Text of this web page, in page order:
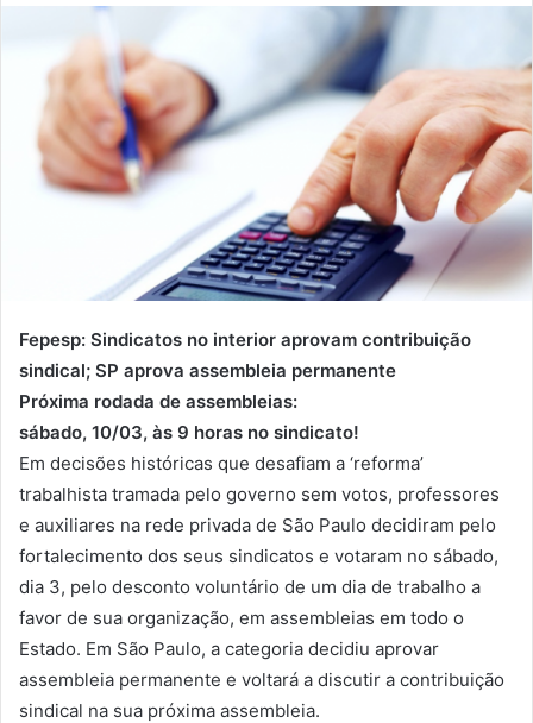
Fepesp: Sindicatos no interior aprovam contribuição
sindical; SP aprova assembleia permanente
Próxima rodada de assembleias:
sábado, 10/03, às 9 horas no sindicato!
Em decisões históricas que desafiam a ‘reforma’
trabalhista tramada pelo governo sem votos, professores
e auxiliares na rede privada de São Paulo decidiram pelo
fortalecimento dos seus sindicatos e votaram no sábado,
dia 3, pelo desconto voluntário de um dia de trabalho a
favor de sua organização, em assembleias em todo o
Estado. Em São Paulo, a categoria decidiu aprovar
assembleia permanente e voltará a discutir a contribuição
sindical na sua próxima assembleia.